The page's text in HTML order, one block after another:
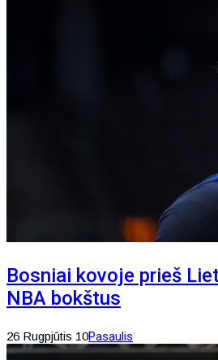
Bosniai kovoje prieš
NBA bokštus
26 Rugpjūtis 10Pasaulis